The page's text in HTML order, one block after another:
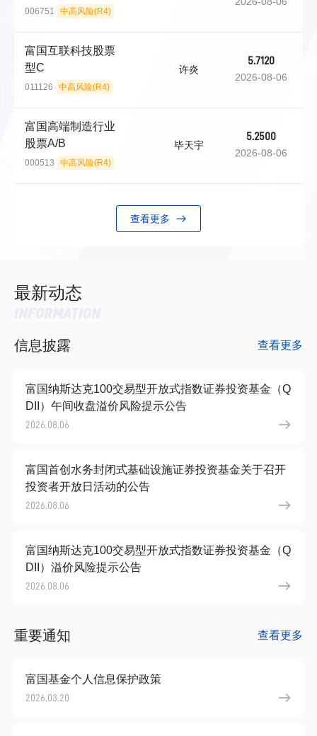
006751 中高风险(R4)
富国互联科技股票
型C
011126 中高风险(R4)
许炎
5.7120
2026-08-06
富国高端制造行业
股票A/B
000513 中高风险(R4)
毕天宇
5.2500
2026-08-06
查看更多
最新动态
信息披露 查看更多
2026.08 06
富国纳斯达克100交易型开放式指数证券投资基金（Q
DII）午间收盘溢价风险提示公告
2026.08 06
富国首创水务封闭式基础设施证券投资基金关于召开
投资者开放日活动的公告
2026.08 06
富国纳斯达克100交易型开放式指数证券投资基金（Q
DII）溢价风险提示公告
重要通知 查看更多
2026.03 20
富国基金个人信息保护政策